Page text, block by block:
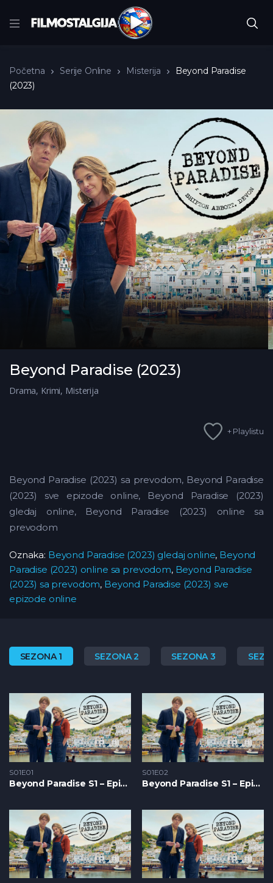
Početna Serije Online Misterija
Beyond Paradise
(2023)
Beyond Paradise (2023)
Drama, Krimi, Misterija
+ Playlistu
Beyond Paradise (2023) sa prevodom, Beyond Paradise
(2023) sve epizode online, Beyond Paradise (2023)
gledaj online, Beyond Paradise (2023) online sa
prevodom
Oznaka: Beyond Paradise (2023) gledaj online, Beyond
Paradise (2023) online sa prevodom, Beyond Paradise
(2023) sa prevodom, Beyond Paradise (2023) sve
epizode online
SEZONA 1 SEZONA 2 SEZONA 3
S01E01
Beyond Paradise S1 – Epizoda 01
S01E02
Beyond Paradise S1 – Epizoda 02